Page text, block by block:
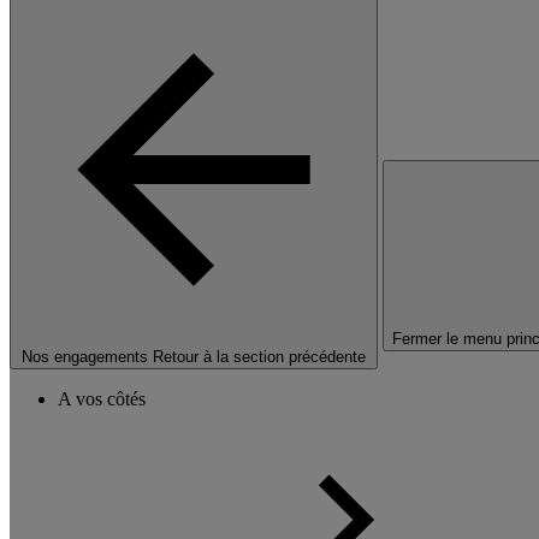
Nos engagements Retour à la section précédente
Fermer le menu
A vos côtés